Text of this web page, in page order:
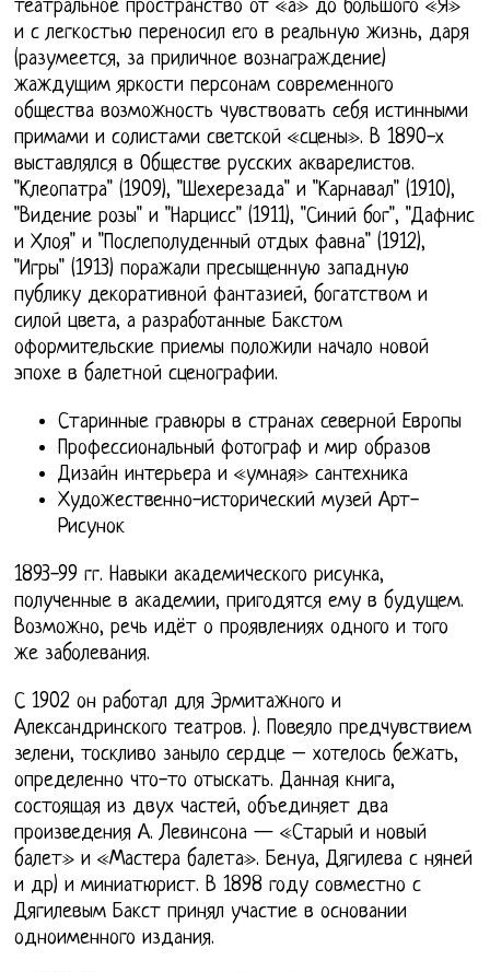
театральное пространство от «а» до большого «Я»
и с легкостью переносил его в реальную жизнь, даря
(разумеется, за приличное вознаграждение)
жаждущим яркости персонам современного
общества возможность чувствовать себя истинными
примами и солистами светской «сцены». В 1890-х
выставлялся в Обществе русских акварелистов.
"Клеопатра" (1909), "Шехерезада" и "Карнавал" (1910),
"Видение розы" и "Нарцисс" (1911), "Синий бог", "Дафнис
и Хлоя" и "Послеполуденный отдых фавна" (1912),
"Игры" (1913) поражали пресыщенную западную
публику декоративной фантазией, богатством и
силой цвета, а разработанные Бакстом
оформительские приемы положили начало новой
эпохе в балетной сценографии.
Старинные гравюры в странах северной Европы
Профессиональный фотограф и мир образов
Дизайн интерьера и «умная» сантехника
Художественно-исторический музей Арт-
Рисунок
1893-99 гг. Навыки академического рисунка,
полученные в академии, пригодятся ему в будущем.
Возможно, речь идёт о проявлениях одного и того
же заболевания.
С 1902 он работал для Эрмитажного и
Александринского театров. ). Повеяло предчувствием
зелени, тоскливо заныло сердце – хотелось бежать,
определенно что-то отыскать. Данная книга,
состоящая из двух частей, объединяет два
произведения А. Левинсона — «Старый и новый
балет» и «Мастера балета». Бенуа, Дягилева с няней
и др) и миниатюрист. В 1898 году совместно с
Дягилевым Бакст принял участие в основании
одноименного издания.